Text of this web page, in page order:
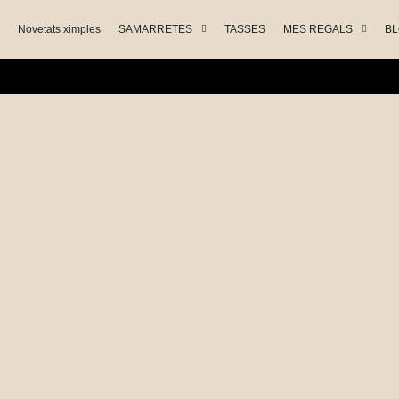
Novetats ximples SAMARRETES TASSES MES REGALS